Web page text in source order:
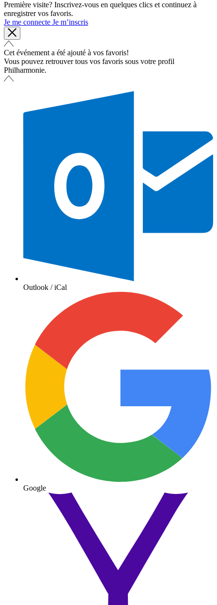
Première visite? Inscrivez-vous en quelques clics et continuez à
enregistrer vos favoris.
Je me connecte Je m’inscris
Cet événement a été ajouté à vos favoris!
Vous pouvez retrouver tous vos favoris sous votre profil
Philharmonie.
Outlook / iCal
Google